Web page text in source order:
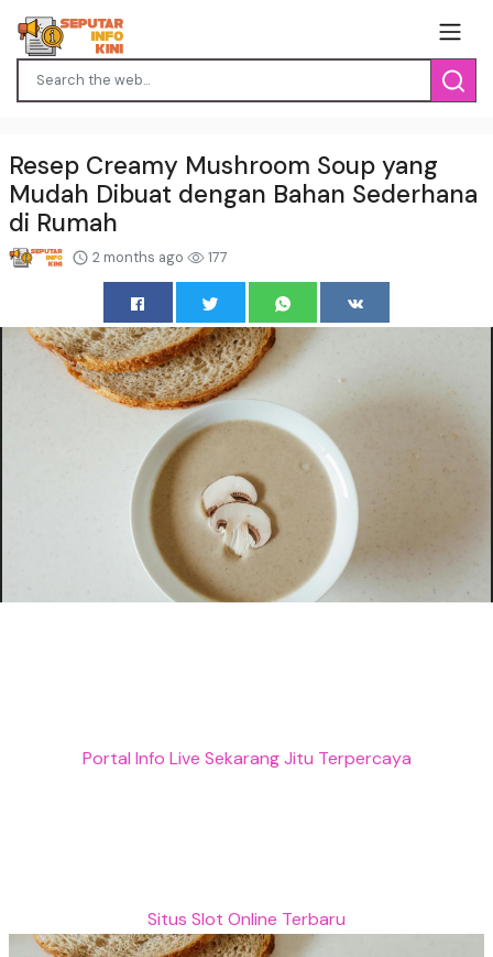
Resep Creamy Mushroom Soup yang
Mudah Dibuat dengan Bahan Sederhana
di Rumah
2 months ago 177
Portal Info Live Sekarang Jitu Terpercaya
Situs Slot Online Terbaru